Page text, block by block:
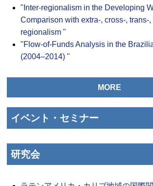
"Inter-regionalism in the Developing
Comparison with extra-, cross-, trans-
regionalism "
"Flow-of-Funds Analysis in the
(2004–2014) "
MORE
イベント・セミナー
研究会